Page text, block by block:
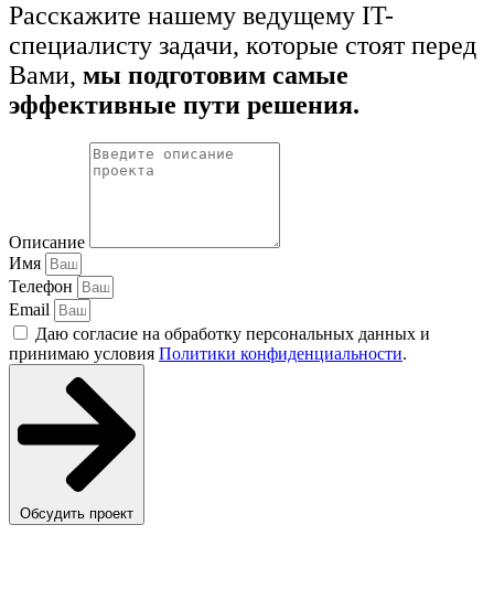
Расскажите нашему ведущему IT-
специалисту задачи, которые стоят перед
Вами, мы подготовим самые
эффективные пути решения.
Описание
Имя
Телефон
Email
Даю согласие на обработку персональных данных и
принимаю условия Политики конфиденциальности.
Обсудить проект